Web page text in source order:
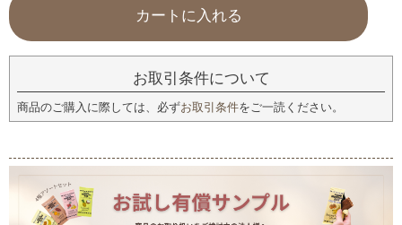
カートに入れる
お取引条件について
商品のご購入に際しては、必ずお取引条件をご一読ください。